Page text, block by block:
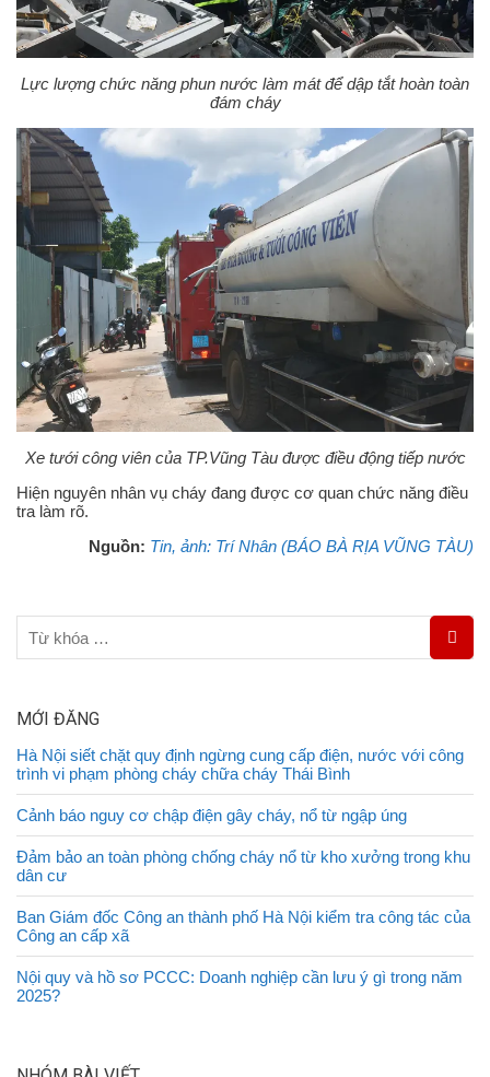
Lực lượng chức năng phun nước làm mát để dập tắt hoàn toàn
đám cháy
Xe tưới công viên của TP.Vũng Tàu được điều động tiếp nước
Hiện nguyên nhân vụ cháy đang được cơ quan chức năng điều
tra làm rõ.
Nguồn: Tin, ảnh: Trí Nhân (BÁO BÀ RỊA VŨNG TÀU)
MỚI ĐĂNG
Hà Nội siết chặt quy định ngừng cung cấp điện, nước với công
trình vi phạm phòng cháy chữa cháy Thái Bình
Cảnh báo nguy cơ chập điện gây cháy, nổ từ ngập úng
Đảm bảo an toàn phòng chống cháy nổ từ kho xưởng trong khu
dân cư
Ban Giám đốc Công an thành phố Hà Nội kiểm tra công tác của
Công an cấp xã
Nội quy và hồ sơ PCCC: Doanh nghiệp cần lưu ý gì trong năm
2025?